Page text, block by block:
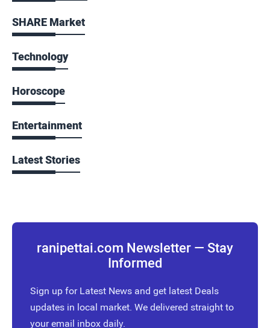
SHARE Market
Technology
Horoscope
Entertainment
Latest Stories
ranipettai.com Newsletter — Stay
Informed
Sign up for Latest News and get latest Deals
updates in local market. We delivered straight to
your email inbox daily.